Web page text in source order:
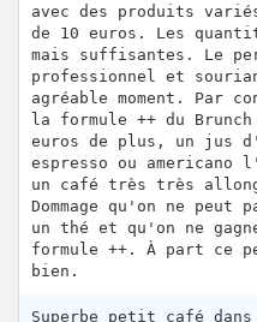
avec des produits
de 10 euros. Les
mais suffisantes. Le
professionnel et
agréable moment. Par
la formule ++ du
euros de plus, un jus
espresso ou americano
un café très très
Dommage qu'on ne
un thé et qu'on ne
formule ++. À part ce
bien.
Superbe petit café